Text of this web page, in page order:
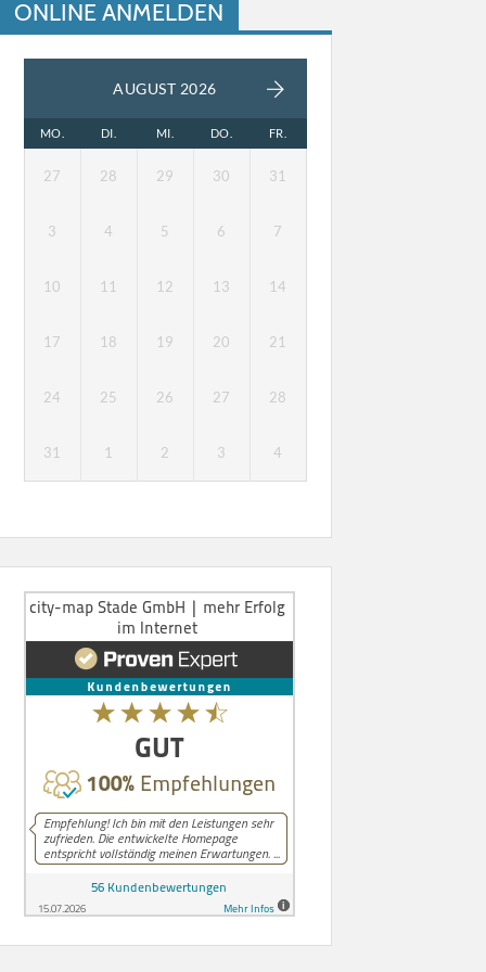
ONLINE ANMELDEN
AUGUST 2026
MO. DI. MI. DO. FR.
27 28 29 30 31
3 4 5 6 7
10 11 12 13 14
17 18 19 20 21
24 25 26 27 28
31 1 2 3 4